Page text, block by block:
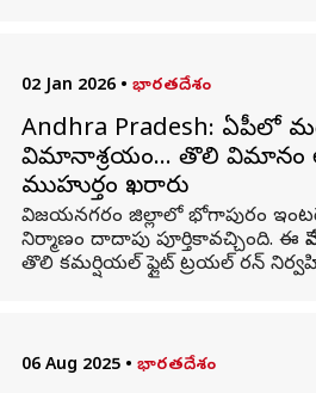
02 Jan 2026 • భారతదేశం
Andhra Pradesh: ఏపీలో
విమానాశ్రయం… తొలి విమానం
ముహుర్తం ఖరారు
విజయనగరం జిల్లాలో భోగాపురం
నిర్మాణం దాదాపు పూర్తికావచ్చింది. ఈ
తొలి కమర్షియల్ ఫ్లైట్ ట్రయల్ రన్‌
06 Aug 2025 • భారతదేశం